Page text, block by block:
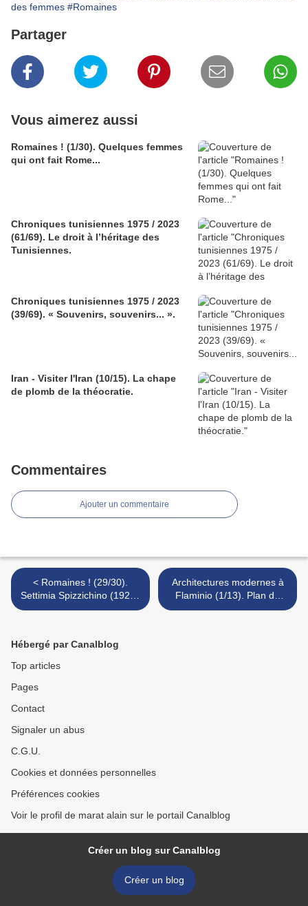
des femmes #Romaines
Partager
Vous aimerez aussi
Romaines ! (1/30). Quelques femmes
qui ont fait Rome...
Chroniques tunisiennes 1975 / 2023
(61/69). Le droit à l’héritage des
Tunisiennes.
Chroniques tunisiennes 1975 / 2023
(39/69). « Souvenirs, souvenirs... ».
Iran - Visiter l'Iran (10/15). La chape
de plomb de la théocratie.
Commentaires
Ajouter un commentaire
< Romaines ! (29/30).
Settimia Spizzichino (1921 /
2000).
Architectures modernes à
Flaminio (1/13). Plan du
parcours. >
Hébergé par Canalblog
Top articles
Pages
Contact
Signaler un abus
C.G.U.
Cookies et données personnelles
Préférences cookies
Voir le profil de marat alain sur le portail Canalblog
Créer un blog sur Canalblog
Créer un blog